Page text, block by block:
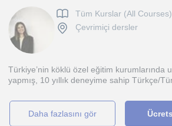
Tüm Kurslar (All Courses)
Çevrimiçi dersler
Türkiye’nin köklü özel eğitim kurumlarında
yapmış, 10 yıllık deneyime sahip Türkçe/
daha fazlasını gör